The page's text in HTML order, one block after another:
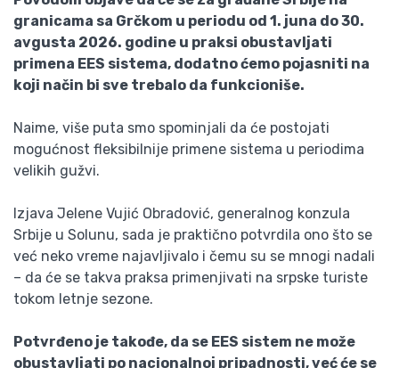
granicama sa Grčkom u periodu od 1. juna do 30.
avgusta 2026. godine u praksi obustavljati
primena EES sistema, dodatno ćemo pojasniti na
koji način bi sve trebalo da funkcioniše.
Naime, više puta smo spominjali da će postojati
mogućnost fleksibilnije primene sistema u periodima
velikih gužvi.
Izjava Jelene Vujić Obradović, generalnog konzula
Srbije u Solunu, sada je praktično potvrdila ono što se
već neko vreme najavljivalo i čemu su se mnogi nadali
– da će se takva praksa primenjivati na srpske turiste
tokom letnje sezone.
Potvrđeno je takođe, da se EES sistem ne može
obustavljati po nacionalnoj pripadnosti, već će se